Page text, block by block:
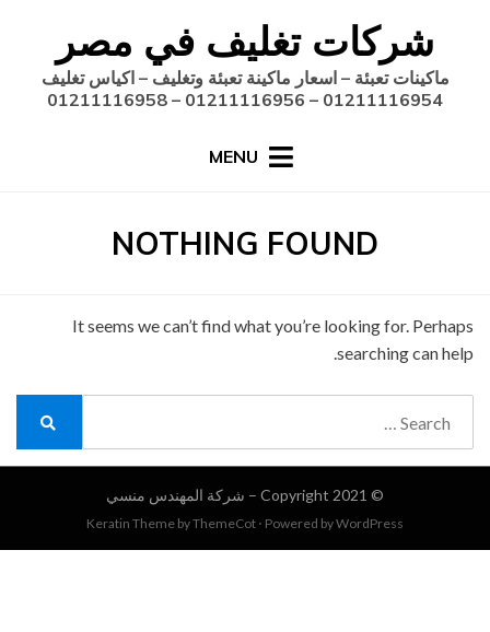
content
شركات تغليف في مصر
ماكينات تعبئة – اسعار ماكينة تعبئة وتغليف – اكياس تغليف
01211116954 – 01211116956 – 01211116958
MENU
NOTHING FOUND
It seems we can’t find what you’re looking for. Perhaps
searching can help.
© Copyright 2021 – شركة المهندس منسي
Keratin Theme byThemeCot ⋅ Powered byWordPress